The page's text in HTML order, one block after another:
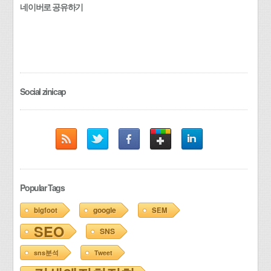
네이버로 공유하기
Social zinicap
Popular Tags
bigfoot google SEM
SEO SNS
sns분석 Tweet